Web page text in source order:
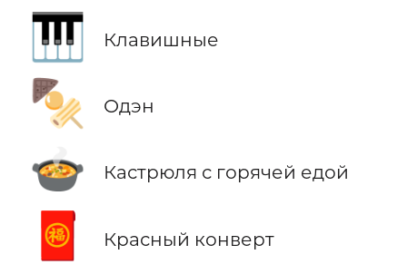
🎹 Клавишные
🍢 Одэн
🍲 Кастрюля с горячей едой
🧧 Красный конверт